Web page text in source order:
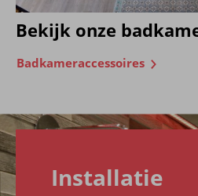
Bekijk onze
Badkameraccessoires
Installatie